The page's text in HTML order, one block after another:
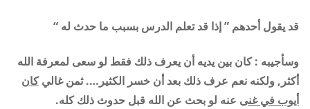
قد يقول أحدهم ” إذا قد تعلم الدرس بسبب ما حدث له “
وسأجيبه : كان بين يديه أن يعرف ذلك فقط لو سعى لمعرفة الله
أكثر, ولكنه نعم عرف ذلك بعد أن خسر الكثير…. ثمن غاليكان
أيوب في غنى عنه لو بحث عن الله قبل حدوث ذلك كله.